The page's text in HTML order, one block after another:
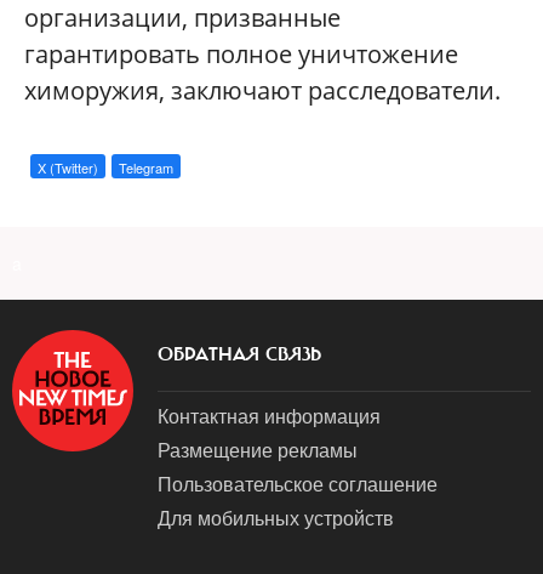
организации, призванные
гарантировать полное уничтожение
химоружия, заключают расследователи.
X (Twitter) Telegram
ОБРАТНАЯ СВЯЗЬ
Контактная информация
Размещение рекламы
Пользовательское соглашение
Для мобильных устройств